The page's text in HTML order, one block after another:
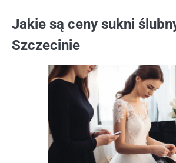
Jakie są ceny sukni
Szczecinie